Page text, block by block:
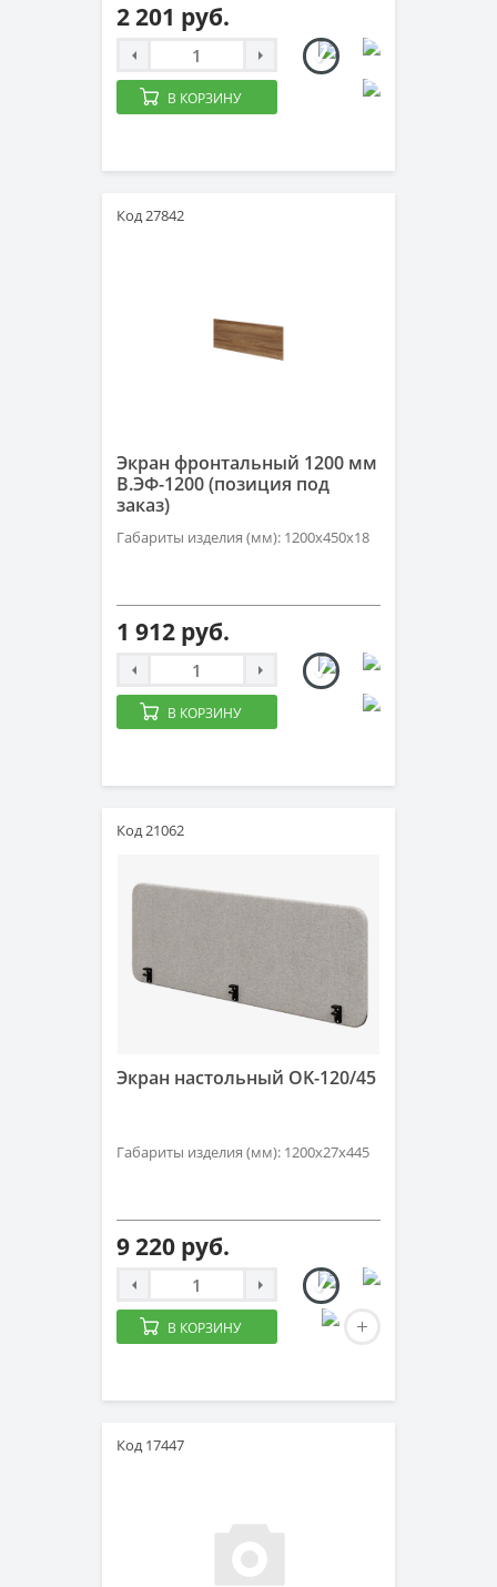
2 201 руб.
В КОРЗИНУ
Код 27842
Экран фронтальный 1200 мм
В.ЭФ-1200 (позиция под
заказ)
Габариты изделия (мм): 1200х450х18
1 912 руб.
В КОРЗИНУ
Код 21062
Экран настольный OK-120/45
Габариты изделия (мм): 1200х27х445
9 220 руб.
В КОРЗИНУ
Код 17447